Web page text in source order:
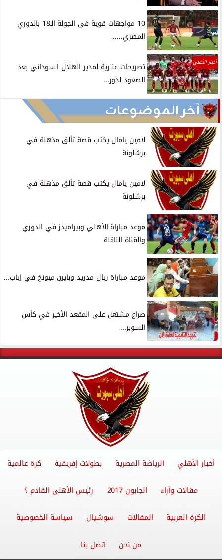
10 مواجهات قوية فى الجولة الـ18 بالدوري
المصري.....
أخبار الأهلي
تصريحات عنترية لمدير الهلال السوداني بعد
الصعود لدور...
آخر الموضوعات
لامين يامال يكتب قصة تألق مذهلة في
برشلونة
لامين يامال يكتب قصة تألق مذهلة في
برشلونة
موعد مباراة الأهلي وبيراميدز في الدوري
والقناة الناقلة
موعد مباراة ريال مدريد وبايرن ميونخ في إياب...
صراع مشتعل على المقعد الأخير في كأس
السوبر...
أخبار الأهلي الرياضة المصرية بطولات إفريقية كرة عالمية
مقالات وآراء الجابون 2017 رئيس الأهلى القادم ؟
الكرة العربية المقالات سوشيال سياسة الخصوصية
من نحن اتصل بنا